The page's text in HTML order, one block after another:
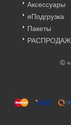
Аксессуары
яПодгрузка
Пакеты
©